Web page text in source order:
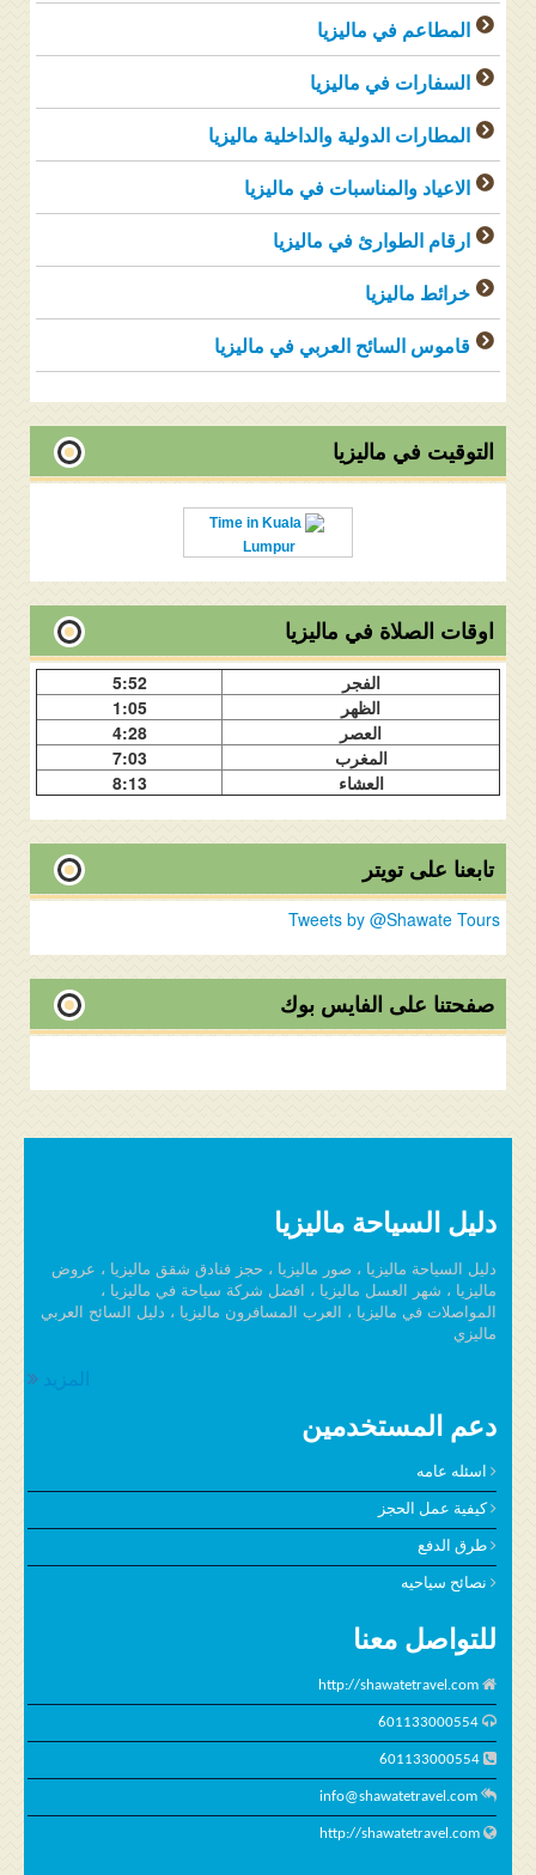
المطاعم في ماليزيا
السفارات في ماليزيا
المطارات الدولية والداخلية ماليزيا
الاعياد والمناسبات في ماليزيا
ارقام الطوارئ في ماليزيا
خرائط ماليزيا
قاموس السائح العربي في ماليزيا
التوقيت في ماليزيا
Time in Kuala
Lumpur
اوقات الصلاة في ماليزيا
الفجر
5:52
الظهر
1:05
العصر
4:28
المغرب
7:03
العشاء
8:13
تابعنا على تويتر
Tweets by @Shawate Tours
صفحتنا على الفايس بوك
دليل السياحة ماليزيا
دليل السياحة ماليزيا ، صور ماليزيا ، حجز فنادق شقق ماليزيا ، عروض
ماليزيا ، شهر العسل ماليزيا ، افضل شركة سياحة في ماليزيا ،
المواصلات في ماليزيا ، العرب المسافرون ماليزيا ، دليل السائح العربي
ماليزي
المزيد
دعم المستخدمين
اسئله عامه
كيفية عمل الحجز
طرق الدفع
نصائح سياحيه
للتواصل معنا
http://shawatetravel.com
601133000554
601133000554
info@shawatetravel.com
http://shawatetravel.com